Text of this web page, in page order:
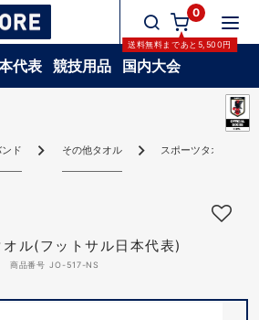
0
送料無料まであと 5,500円
代表 競技用品 国内大会
ド その他タオル スポーツタオル(フッ
オル(フットサル日本代表)
商品番号 JO-517-NS